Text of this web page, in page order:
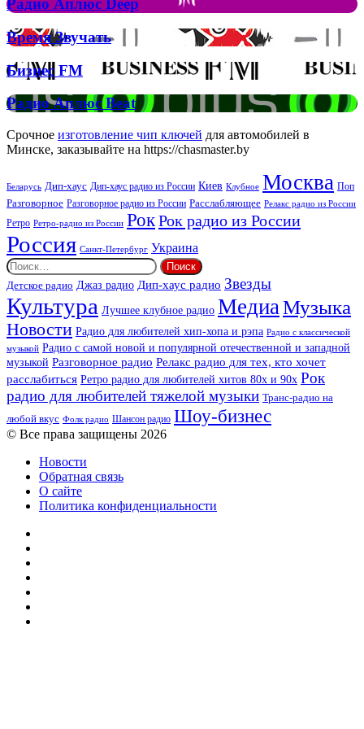
та
Брітні
Спірс
Аплюс
Deep
Радио Аплюс Deep
Время
Звучать
Время Звучать
Бизнес
Бизнес FM
Радио
Аплюс
Beat
Радио Аплюс Beat
Срочное изготовление чип ключей для автомобилей в
Минске, заказывайте на https://chasmaster.by
Беларусь Дип-хаус Дип-хаус радио из России Киев Клубное Москва Поп
Разговорное Разговорное радио из России Расслабляющее Релакс радио из России
Ретро Ретро-радио из России РокРок радио из России
Россия Санкт-Петербург Украина
Найти:
Детское радио Джаз радио Дип-хаус радио Звезды
Культура Лучшее клубное радио МедиаМузыка
Новости Радио для любителей хип-хопа и рэпа Радио с классической
музыкой Радио с самой новой и популярной отечественной и западной
музыкой Разговорное радио Релакс радио для тех, кто хочет
расслабиться Ретро радио для любителей хитов 80х и 90х Рок
радио для любителей тяжелой музыки Транс-радио на
любой вкус Фолк радио Шансон радио Шоу-бизнес
© Все права защищены 2026
Новости
Обратная связь
О сайте
Политика конфиденциальности